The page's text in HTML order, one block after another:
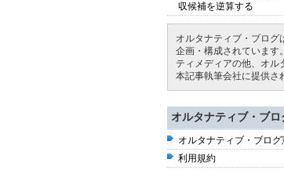
収候補を逆算する
オルタナティブ・ブログ
企画・構成されています
ティメディアの他、オル
本記事執筆会社に提供さ
オルタナティブ・ブ
オルタナティブ・ブログ
利用規約